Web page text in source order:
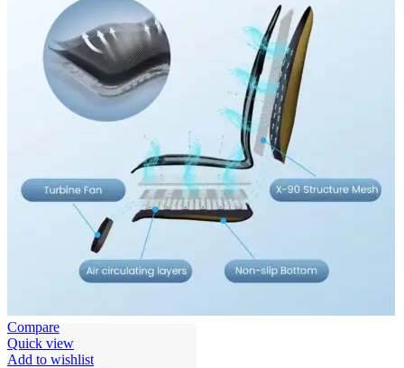
Navigație Skoda Octavia 3
Navigație Skoda Rapid
Navigație Skoda Superb 1
Navigație Skoda Superb 2
Navigație Toyota Avensis T25
Portbagaj Plafon Auto
Sub 350 Litri
Peste 350 Litri
Peste 450 litri
Accesorii auto masina
Accesorii Dacia Duster 3
Accesorii Duster 2
Accesorii Dacia Jogger
Parfum masina
Copertine auto
Incalzitor diesel
Antifurt masina
Compare
Quick view
Add to wishlist